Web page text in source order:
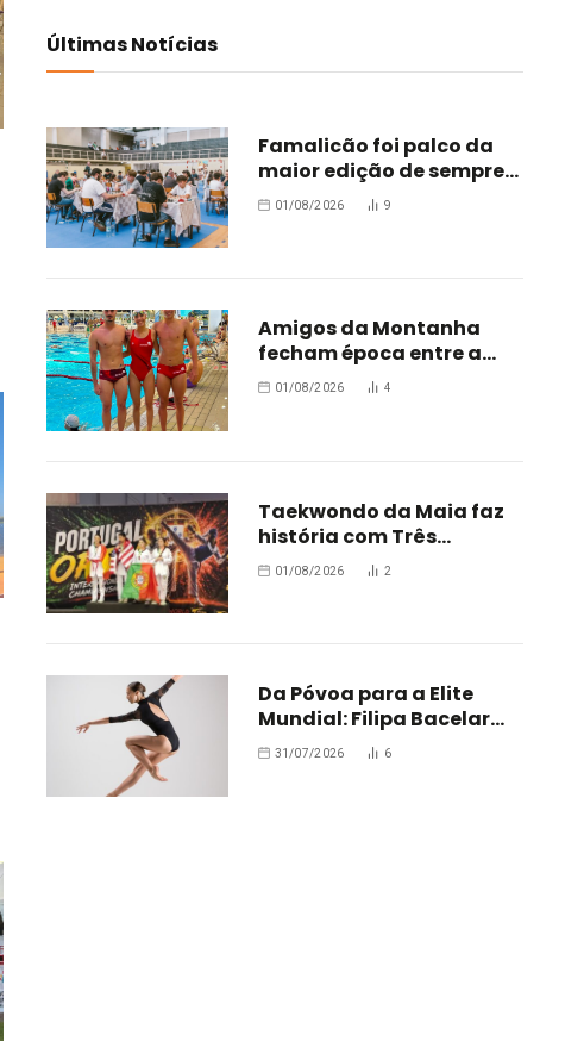
Últimas Notícias
Famalicão foi palco da
maior edição de sempre
do Torneio Internacional
01/08/2026 9
Amigos da Montanha
fecham época entre a
elite da natação com
01/08/2026 4
Taekwondo da Maia faz
história com Três
Medalhas no 1.º Open de
01/08/2026 2
Da Póvoa para a Elite
Mundial: Filipa Bacelar
assina pelo colosso
31/07/2026 6